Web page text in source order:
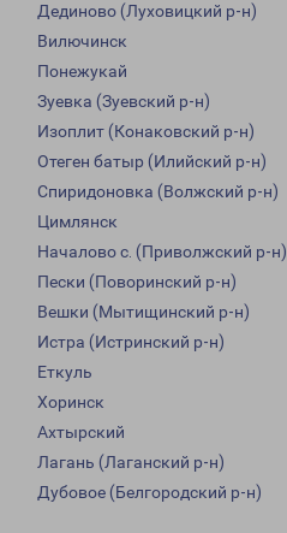
Дединово (Луховицкий р-н)
Вилючинск
Понежукай
Зуевка (Зуевский р-н)
Изоплит (Конаковский р-н)
Отеген батыр (Илийский р-н)
Спиридоновка (Волжский р-н)
Цимлянск
Началово с. (Приволжский р-н)
Пески (Поворинский р-н)
Вешки (Мытищинский р-н)
Истра (Истринский р-н)
Еткуль
Хоринск
Ахтырский
Лагань (Лаганский р-н)
Дубовое (Белгородский р-н)